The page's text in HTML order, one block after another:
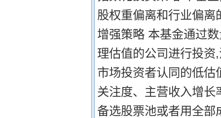
股权重偏离和行业偏
增强策略 本基金通过
理估值的公司进行投
市场投资者认同的低
关注度、主营收入增
备选股票池或者用全